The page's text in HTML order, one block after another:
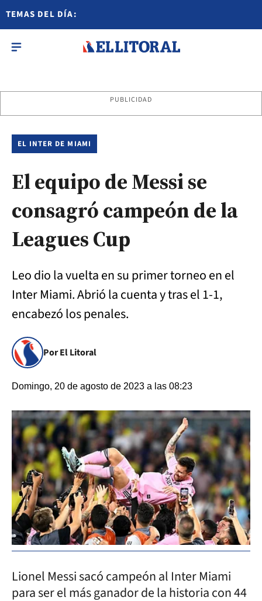
TEMAS DEL DÍA:
PUBLICIDAD
EL INTER DE MIAMI
El equipo de Messi se
consagró campeón de la
Leagues Cup
Leo dio la vuelta en su primer torneo en el
Inter Miami. Abrió la cuenta y tras el 1-1,
encabezó los penales.
Por El Litoral
Domingo, 20 de agosto de 2023 a las 08:23
Lionel Messi sacó campeón al Inter Miami
para ser el más ganador de la historia con 44